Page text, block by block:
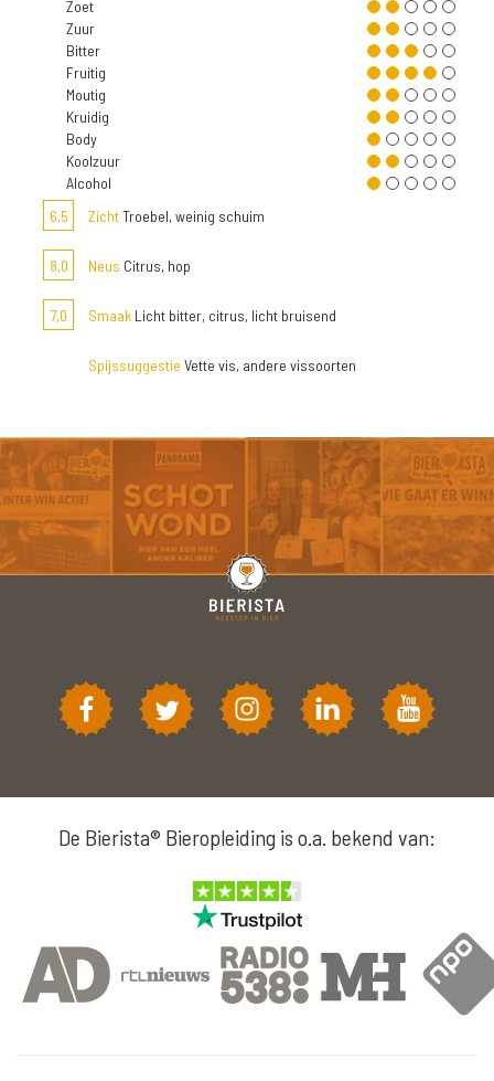
Zoet
Zuur
Bitter
Fruitig
Moutig
Kruidig
Body
Koolzuur
Alcohol
6,5
ZichtTroebel, weinig schuim
8,0 Neus Citrus, hop
7,0 Smaak Licht bitter, citrus, licht bruisend
Spijssuggestie Vette vis, andere vissoorten
De Bierista® Bieropleiding is o.a. bekend van: